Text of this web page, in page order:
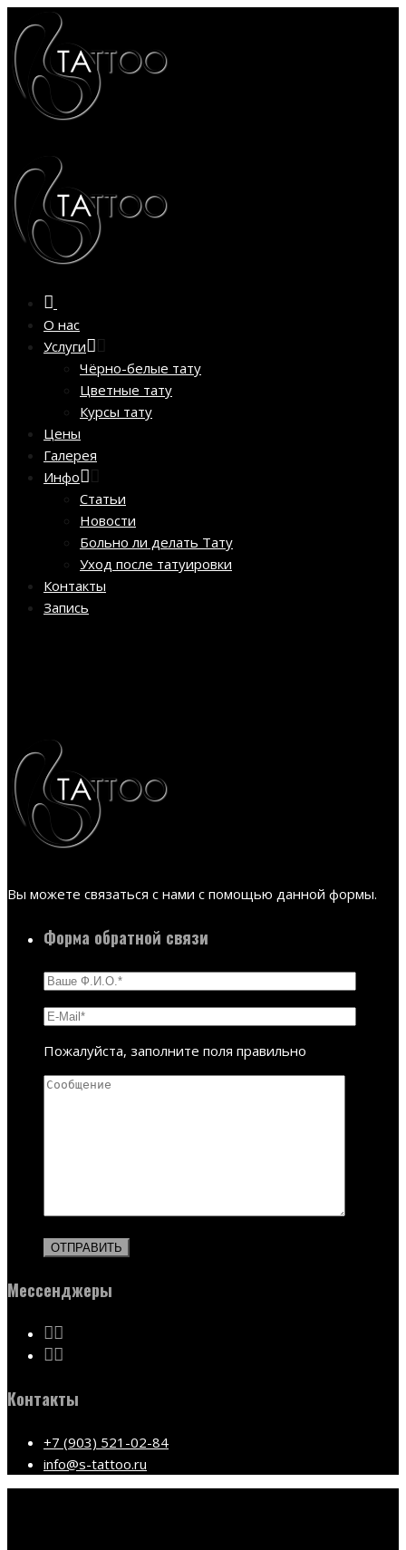
О нас
Услуги
Чёрно-белые тату
Цветные тату
Курсы тату
Цены
Галерея
Инфо
Статьи
Новости
Больно ли делать Тату
Уход после татуировки
Контакты
Запись
Вы можете связаться с нами с помощью данной формы.
Форма обратной связи
Пожалуйста, заполните поля правильно
Мессенджеры
Контакты
+7 (903) 521-02-84
info@s-tattoo.ru